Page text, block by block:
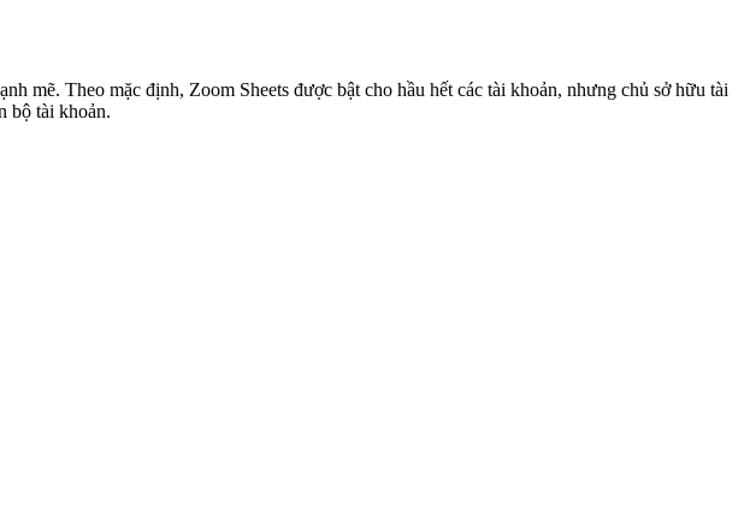
mẽ. Theo mặc định, Zoom Sheets được bật cho hầu hết các tài khoản, nhưng chủ sở hữu tài
bộ tài khoản.